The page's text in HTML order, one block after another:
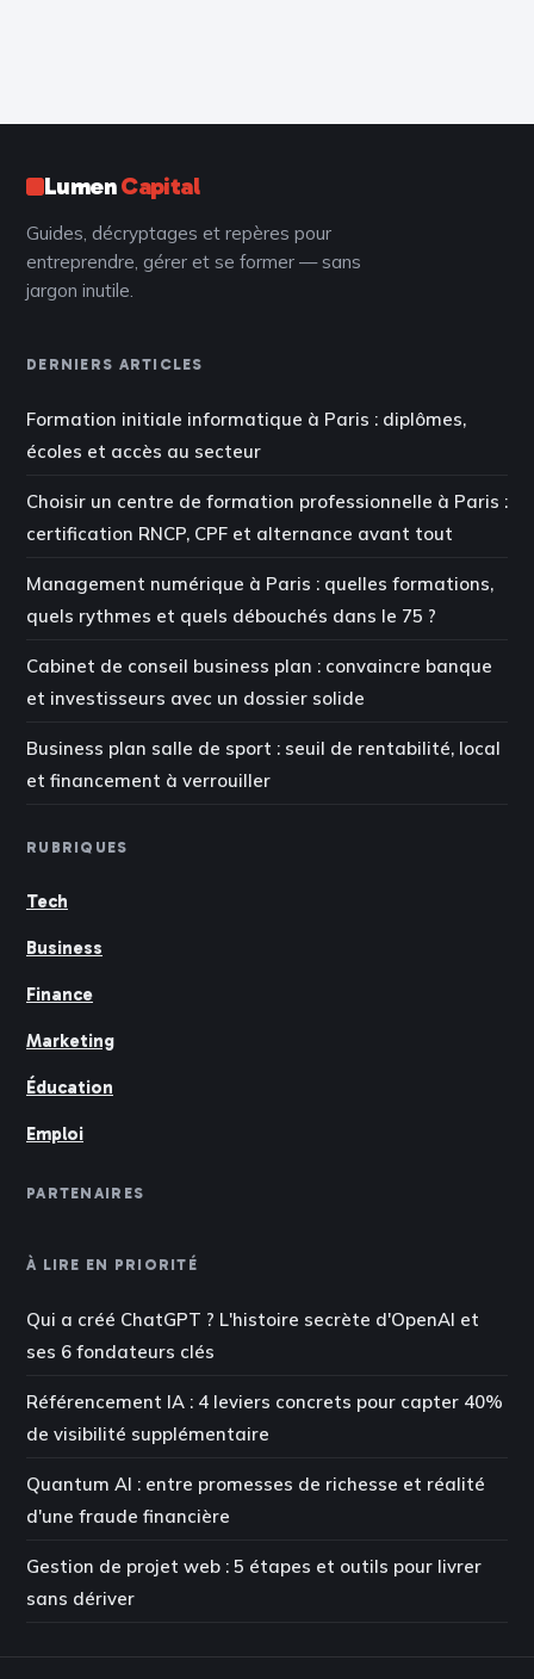
MVC
LumenCapital
Guides, décryptages et repères pour
entreprendre, gérer et se former — sans
jargon inutile.
DERNIERS ARTICLES
Formation initiale informatique à Paris : diplômes,
écoles et accès au secteur
Choisir un centre de formation professionnelle à Paris :
certification RNCP, CPF et alternance avant tout
Management numérique à Paris : quelles formations,
quels rythmes et quels débouchés dans le 75 ?
Cabinet de conseil business plan : convaincre banque
et investisseurs avec un dossier solide
Business plan salle de sport : seuil de rentabilité, local
et financement à verrouiller
RUBRIQUES
Tech
Business
Finance
Marketing
Éducation
Emploi
PARTENAIRES
À LIRE EN PRIORITÉ
Qui a créé ChatGPT ? L'histoire secrète d'OpenAI et
ses 6 fondateurs clés
Référencement IA : 4 leviers concrets pour capter 40%
de visibilité supplémentaire
Quantum AI : entre promesses de richesse et réalité
d'une fraude financière
Gestion de projet web : 5 étapes et outils pour livrer
sans dériver